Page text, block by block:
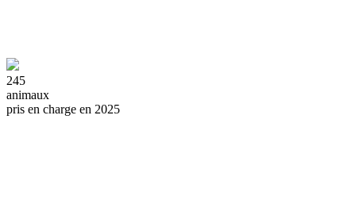
245
animaux
pris en charge en 2025